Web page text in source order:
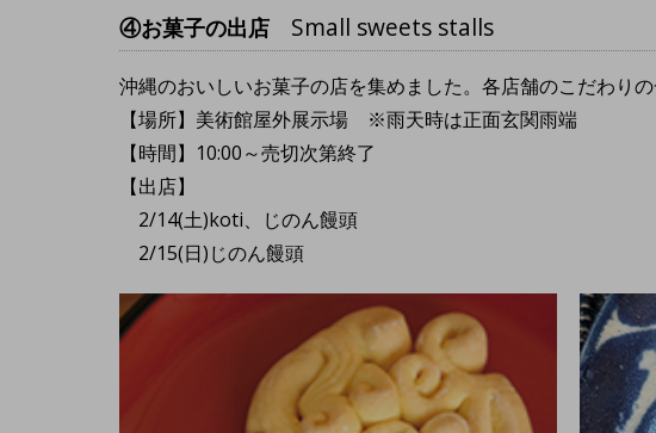
④お菓子の出店 Small sweets stalls
沖縄のおいしいお菓子の店を集めました。各店舗のこだわりの
【場所】美術館屋外展示場 ※雨天時は正面玄関雨端
【時間】10:00～売切次第終了
【出店】
2/14(土)koti、じのん饅頭
2/15(日)じのん饅頭